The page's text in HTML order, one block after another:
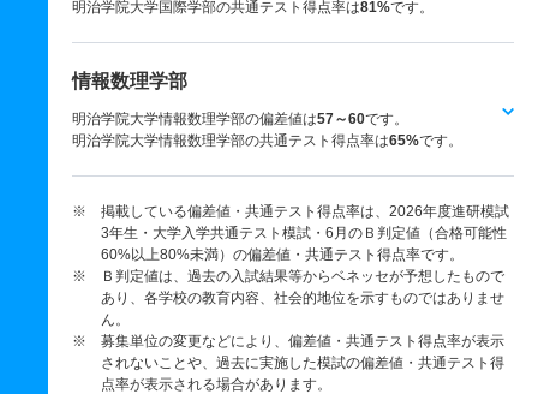
明治学院大学国際学部の共通テスト得点率は81%です。
情報数理学部
明治学院大学情報数理学部の偏差値は57～60です。
明治学院大学情報数理学部の共通テスト得点率は65%です。
※ 掲載している偏差値・共通テスト得点率は、2026年度進研模試
3年生・大学入学共通テスト模試・6月のＢ判定値（合格可能性
60%以上80%未満）の偏差値・共通テスト得点率です。
※ Ｂ判定値は、過去の入試結果等からベネッセが予想したもので
あり、各学校の教育内容、社会的地位を示すものではありませ
ん。
※ 募集単位の変更などにより、偏差値・共通テスト得点率が表示
されないことや、過去に実施した模試の偏差値・共通テスト得
点率が表示される場合があります。